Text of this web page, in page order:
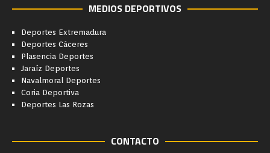
MEDIOS DEPORTIVOS
Deportes Extremadura
Deportes Cáceres
Plasencia Deportes
Jaraíz Deportes
Navalmoral Deportes
Coria Deportiva
Deportes Las Rozas
CONTACTO